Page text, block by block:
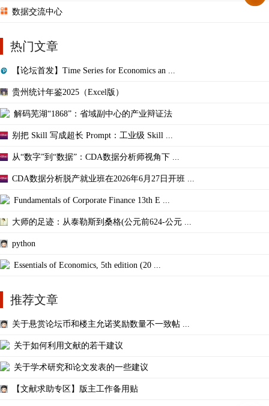
数据交流中心
热门文章
【论坛首发】Time Series for Economics an ...
贵州统计年鉴2025（Excel版）
解码芜湖“1868”：省域副中心的产业辩证法
别把 Skill 写成超长 Prompt：工业级 Skill ...
从“数字”到“数据”：CDA数据分析师视角下 ...
CDA数据分析脱产就业班在2026年6月27日开班 ...
Fundamentals of Corporate Finance 13th E ...
大师的足迹：从泰勒斯到桑格(公元前624-公元 ...
python
Essentials of Economics, 5th edition (20 ...
推荐文章
关于悬赏论坛币和楼主允诺奖励数量不一致帖 ...
关于如何利用文献的若干建议
关于学术研究和论文发表的一些建议
【文献求助专区】版主工作备用贴